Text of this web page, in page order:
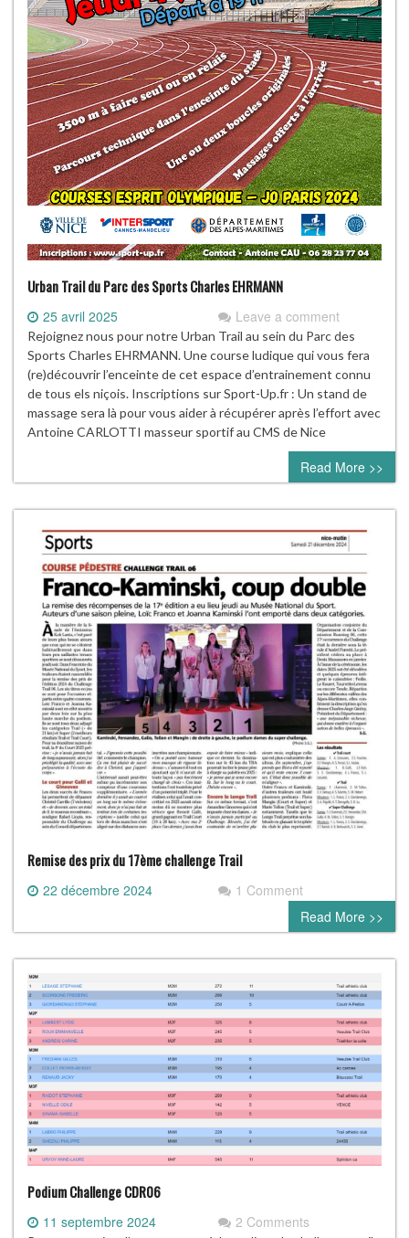
Urban Trail du Parc des Sports Charles EHRMANN
25 avril 2025 Leave a comment
Rejoignez nous pour notre Urban Trail au sein du Parc des
Sports Charles EHRMANN. Une course ludique qui vous fera
(re)découvrir l’enceinte de cet espace d’entrainement connu
de tous els niçois. Inscriptions sur Sport-Up.fr : Un stand de
massage sera là pour vous aider à récupérer après l’effort avec
Antoine CARLOTTI masseur sportif au CMS de Nice
Read More >>
Remise des prix du 17ème challenge Trail
22 décembre 2024
1 Comment
Read More >>
Podium Challenge CDR06
11 septembre 2024 2 Comments